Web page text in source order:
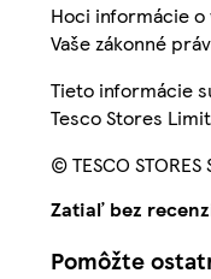
Hoci informácie o
Vaše zákonné
Tieto informácie
Tesco Stores
© TESCO
Zatiaľ bez
Pomôžte